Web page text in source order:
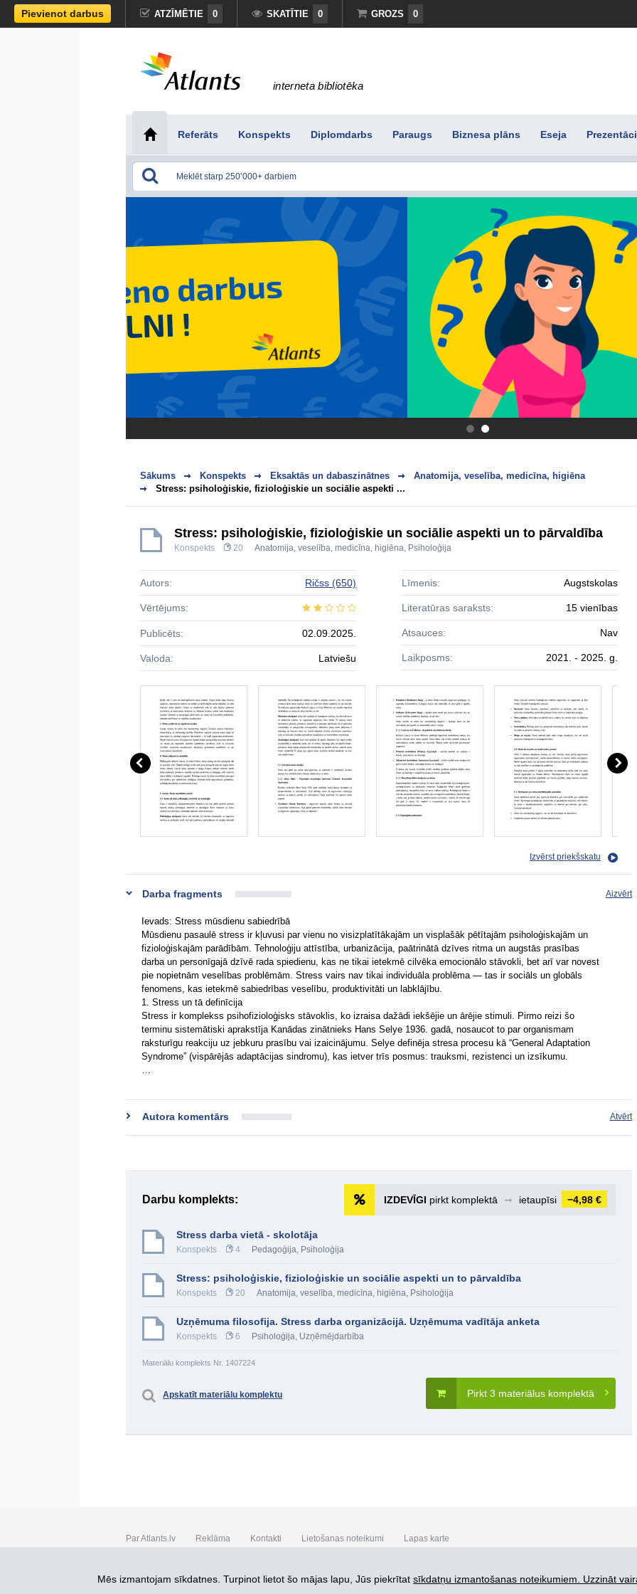
Pievienot darbus ATZĪMĒTIE 0 SKATĪTIE 0 GROZS 0
interneta bibliotēka
Referāts Konspekts Diplomdarbs Paraugs Biznesa plāns Eseja
.
Sākums Konspekts Eksaktās un dabaszinātnes
Anatomija, veselība, medicīna, higiēna
Stress: psiholoģiskie, fizioloģiskie un sociālie aspekti ...
Stress: psiholoģiskie, fizioloģiskie un sociālie aspekti un to pārvaldība
Konspekts 20 Anatomija, veselība, medicīna, higiēna, Psiholoģija
Autors: Ričss (650)
Vērtējums:
Publicēts: 02.09.2025.
Valoda: Latviešu
Līmenis: Augstskolas
Literatūras saraksts: 15 vienības
Atsauces: Nav
Laikposms: 2021. - 2025. g.
Izvērst priekšskatu
Darba fragments Aizvērt
Ievads: Stress mūsdienu sabiedrībā
Mūsdienu pasaulē stress ir kļuvusi par vienu no visizplatītākajām un visplašāk pētītajām psiholoģiskajām un
fizioloģiskajām parādībām. Tehnoloģiju attīstība, urbanizācija, paātrinātā dzīves ritma un augstās prasības
darba un personīgajā dzīvē rada spiedienu, kas ne tikai ietekmē cilvēka emocionālo stāvokli, bet arī var novest
pie nopietnām veselības problēmām. Stress vairs nav tikai individuāla problēma — tas ir sociāls un globāls
fenomens, kas ietekmē sabiedrības veselību, produktivitāti un labklājību.
1. Stress un tā definīcija
Stress ir komplekss psihofizioloģisks stāvoklis, ko izraisa dažādi iekšējie un ārējie stimuli. Pirmo reizi šo
terminu sistemātiski aprakstīja Kanādas zinātnieks Hans Selye 1936. gadā, nosaucot to par organismam
raksturīgu reakciju uz jebkuru prasību vai izaicinājumu. Selye definēja stresa procesu kā “General Adaptation
Syndrome” (vispārējās adaptācijas sindromu), kas ietver trīs posmus: trauksmi, rezistenci un izsīkumu.
…
Autora komentārs Atvērt
Darbu komplekts: IZDEVĪGI pirkt komplektā ➞ ietaupīsi −4,98 €
Stress darba vietā - skolotāja
Konspekts 4 Pedagoģija, Psiholoģija
Stress: psiholoģiskie, fizioloģiskie un sociālie aspekti un to pārvaldība
Konspekts 20 Anatomija, veselība, medicīna, higiēna, Psiholoģija
Uzņēmuma filosofija. Stress darba organizācijā. Uzņēmuma vadītāja anketa
Konspekts 6 Psiholoģija, Uzņēmējdarbība
Materiālu komplekts Nr. 1407224
Pirkt 3 materiālus komplektā
Apskatīt materiālu komplektu
Par Atlants.lv Reklāma Kontakti Lietošanas noteikumi Lapas karte
SIA „CDI” © 2002 - 2026
Mēs izmantojam sīkdatnes. Turpinot lietot šo mājas lapu, Jūs piekrītat sīkdatņu izmantošanas noteikumiem. Uzzināt